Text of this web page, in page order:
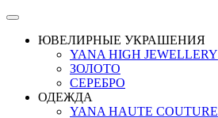
ЮВЕЛИРНЫЕ УКРАШЕНИЯ
YANA HIGH JEWELLERY
ЗОЛОТО
СЕРЕБРО
ОДЕЖДА
YANA HAUTE COUTURE